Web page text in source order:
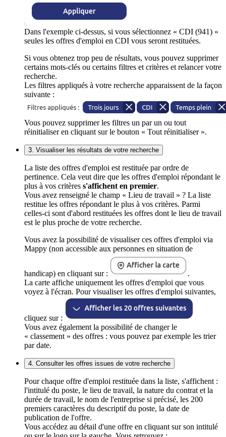
Dans l'exemple ci-dessus, si vous sélectionnez « CDI (941) »
seules les offres d'emploi en CDI vous seront restituées.
Si vous obtenez trop peu de résultats, vous pouvez supprimer
certains mots-clés ou certains filtres et critères et relancer votre
recherche.
Les filtres appliqués à votre recherche apparaissent de la façon
suivante :
Vous pouvez supprimer les filtres un par un ou tout
réinitialiser en cliquant sur le bouton « Tout réinitialiser ».
3. Visualiser les résultats de votre recherche
La liste des offres d'emploi est restituée par ordre de
pertinence. Cela veut dire que les offres d'emploi répondant le
plus à vos critères s'affichent en premier.
Vous avez renseigné le champ « Lieu de travail » ? La liste
restitue les offres répondant le plus à vos critères. Parmi
celles-ci sont d'abord restituées les offres dont le lieu de travail
est le plus proche de votre recherche.
Vous avez la possibilité de visualiser ces offres d'emploi via
Mappy (non accessible aux personnes en situation de
handicap) en cliquant sur :
.
La carte affiche uniquement les offres d'emploi que vous
voyez à l'écran. Pour visualiser les offres d'emploi suivantes,
cliquez sur :
Vous avez également la possibilité de changer le
« classement » des offres : vous pouvez par exemple les trier
par date.
4. Consulter les offres issues de votre recherche
Pour chaque offre d'emploi restituée dans la liste, s'affichent :
l'intitulé du poste, le lieu de travail, la nature du contrat et la
durée de travail, le nom de l'entreprise si précisé, les 200
premiers caractères du descriptif du poste, la date de
publication de l'offre.
Vous accédez au détail d'une offre en cliquant sur son intitulé